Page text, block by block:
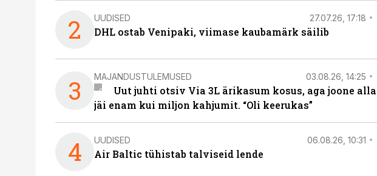
2 UUDISED 27.07.26, 17:18
DHL ostab Venipaki, viimase kaubamärk säilib
3 MAJANDUSTULEMUSED 03.08.26, 14:25
Uut juhti otsiv Via 3L ärikasum kosus, aga joone alla
jäi enam kui miljon kahjumit. “Oli keerukas”
4 UUDISED 06.08.26, 10:31
Air Baltic tühistab talviseid lende